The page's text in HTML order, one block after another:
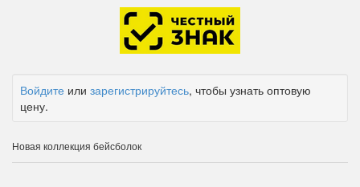
Войдите или зарегистрируйтесь, чтобы узнать оптовую
цену.
Новая коллекция бейсболок